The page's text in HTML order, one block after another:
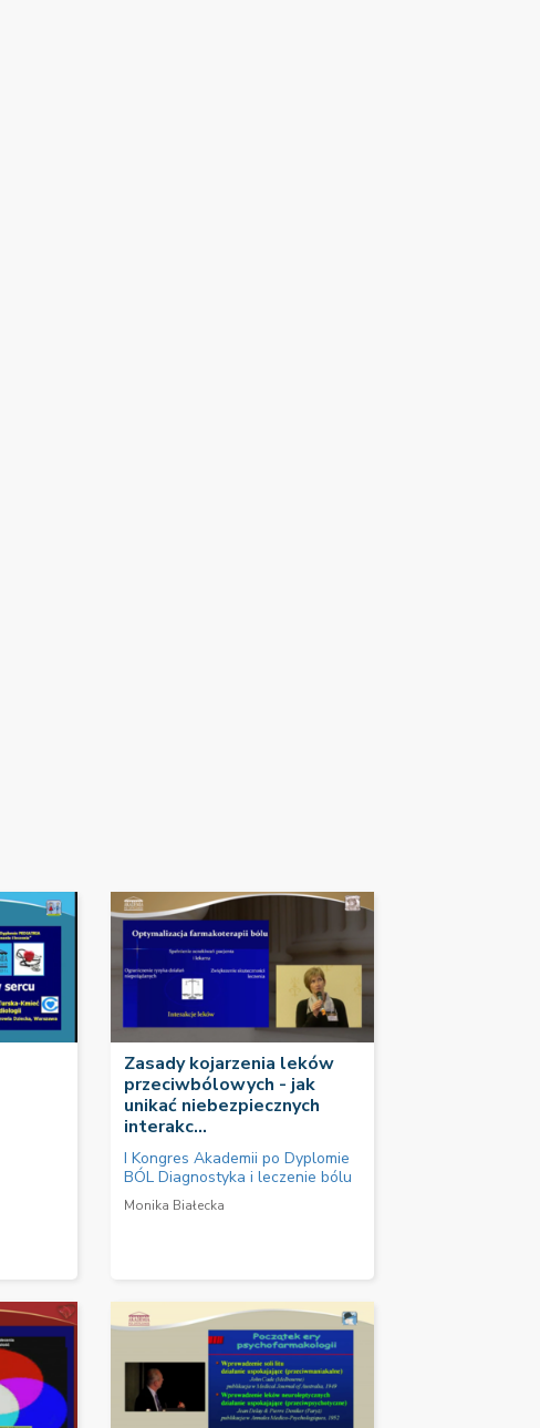
Zasady kojarzenia leków
przeciwbólowych - jak
unikać niebezpiecznych
interakc...
I Kongres Akademii po Dyplomie
BÓL Diagnostyka i leczenie bólu
Monika Białecka